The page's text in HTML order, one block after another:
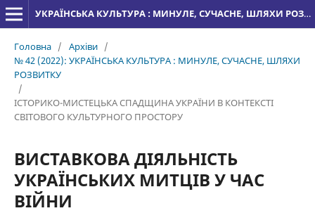
УКРАЇНСЬКА КУЛЬТУРА : МИНУЛЕ, СУЧАСНЕ, ШЛЯХИ РОЗВИТКУ
Головна / Архіви /
№ 42 (2022): УКРАЇНСЬКА КУЛЬТУРА : МИНУЛЕ, СУЧАСНЕ, ШЛЯХИ
РОЗВИТКУ
/
ІСТОРИКО-МИСТЕЦЬКА СПАДЩИНА УКРАЇНИ В КОНТЕКСТІ
СВІТОВОГО КУЛЬТУРНОГО ПРОСТОРУ
ВИСТАВКОВА ДІЯЛЬНІСТЬ
УКРАЇНСЬКИХ МИТЦІВ У ЧАС
ВІЙНИ